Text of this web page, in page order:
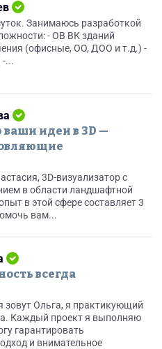
Занимаюсь разработкой
- ОВ ВК зданий
(офисные, ОО, ДОО и т.д.) -
-...
ваши идеи в 3D —
3D-визуализатор с
в области ландшафтной
в этой сфере составляет 3
вам...
всегда
Ольга, я практикующий
Каждый проект я выполняю
гарантировать
и внимательное